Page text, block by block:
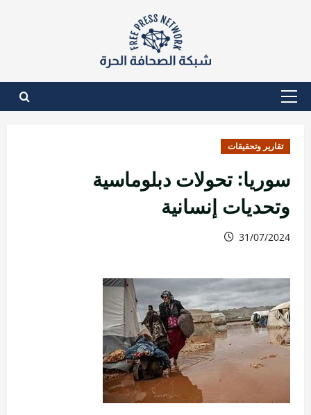
القائمة
تقارير وتحقيقات
سوريا: تحولات دبلوماسية
وتحديات إنسانية
31/07/2024